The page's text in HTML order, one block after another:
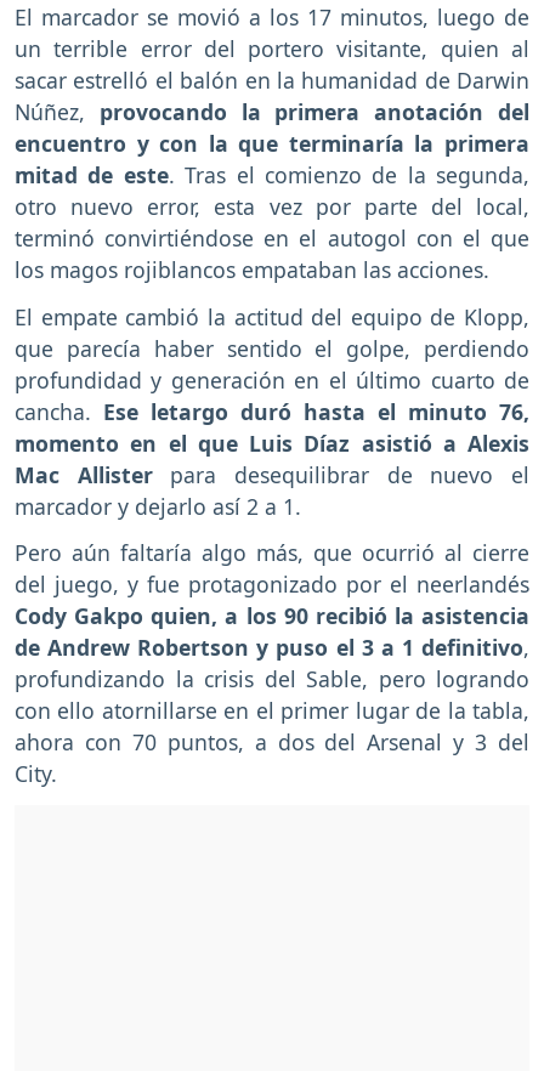
El marcador se movió a los 17 minutos, luego de
un terrible error del portero visitante, quien al
sacar estrelló el balón en la humanidad de Darwin
Núñez, provocando la primera anotación del
encuentro y con la que terminaría la primera
mitad de este. Tras el comienzo de la segunda,
otro nuevo error, esta vez por parte del local,
terminó convirtiéndose en el autogol con el que
los magos rojiblancos empataban las acciones.
El empate cambió la actitud del equipo de Klopp,
que parecía haber sentido el golpe, perdiendo
profundidad y generación en el último cuarto de
cancha. Ese letargo duró hasta el minuto 76,
momento en el que Luis Díaz asistió a Alexis
Mac Allisterpara desequilibrar de nuevo el
marcador y dejarlo así 2 a 1.
Pero aún faltaría algo más, que ocurrió al cierre
del juego, y fue protagonizado por el neerlandés
Cody Gakpo quien, a los 90 recibió la asistencia
de Andrew Robertson y puso el 3 a 1 definitivo,
profundizando la crisis del Sable, pero logrando
con ello atornillarse en el primer lugar de la tabla,
ahora con 70 puntos, a dos del Arsenal y 3 del
City.